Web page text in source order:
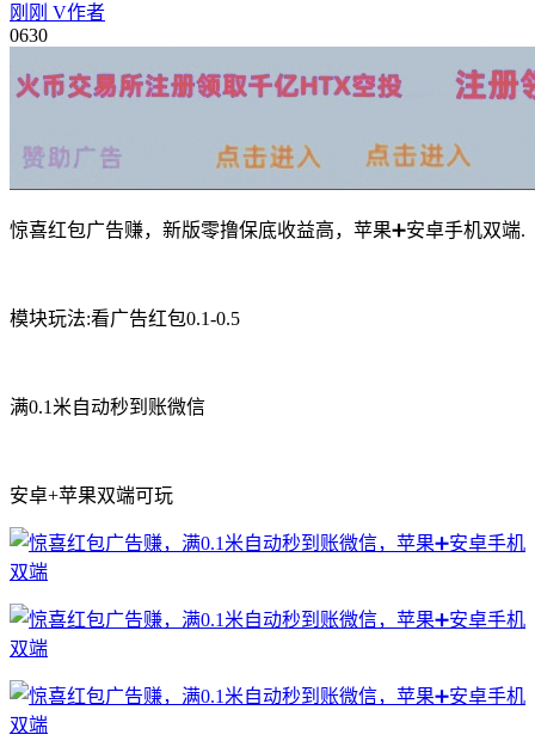
刚刚 V作者
0630
惊喜红包广告赚，新版零撸保底收益高，苹果➕安卓手机双端.
模块玩法:看广告红包0.1-0.5
满0.1米自动秒到账微信
安卓+苹果双端可玩